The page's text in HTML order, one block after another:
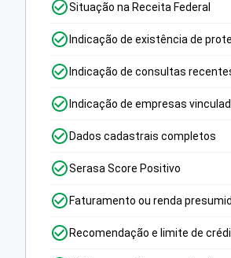
Situação na Receita Federal
Indicação de existência de
Indicação de consultas
Indicação de empresas
Dados cadastrais completos
Serasa Score Positivo
Faturamento ou renda
Recomendação e limite de